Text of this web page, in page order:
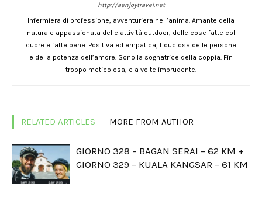
http://aenjoytravel.net
Infermiera di professione, avventuriera nell’anima. Amante della
natura e appassionata delle attività outdoor, delle cose fatte col
cuore e fatte bene. Positiva ed empatica, fiduciosa delle persone
e della potenza dell’amore. Sono la sognatrice della coppia. Fin
troppo meticolosa, e a volte imprudente.
RELATED ARTICLES MORE FROM AUTHOR
GIORNO 328 – BAGAN SERAI – 62 KM +
GIORNO 329 – KUALA KANGSAR – 61 KM